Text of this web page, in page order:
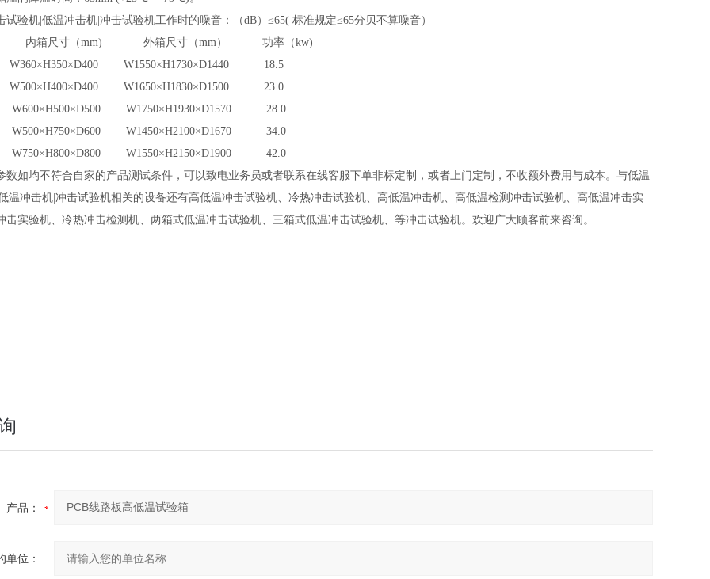
试验机 |低温冲击机|冲击试验机工作时的噪音：（dB）≤65( 标准规定≤65分贝不算噪音）
内箱尺寸（mm) 外箱尺寸（mm） 功率（kw)
W360×H350×D400 W1550×H1730×D1440 18.5
W1650×H1830×D1500 23.0
W600×H500×D500 W1750×H1930×D1570 28.0
W500×H750×D600 W1450×H2100×D1670 34.0
W750×H800×D800 W1550×H2150×D1900 42.0
数如均不符合自家的产品测试条件，可以致电业务员或者联系在线客服下单非标定制，或者上门定制，不收额外费用与成本。与低温
温冲击机|冲击试验机相关的设备还有高低温冲击试验机、冷热冲击试验机、高低温冲击机、高低温检测冲击试验机、高低温冲击实
击实验机、冷热冲击检测机、两箱式低温冲击试验机、三箱式低温冲击试验机、等冲击试验机。 欢迎广大顾客前来咨询。
产品：
单位：